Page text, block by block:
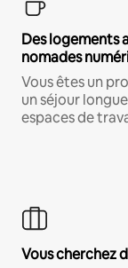
Des logements
nomades
Vous êtes un
un séjour
espaces de
Vous cherchez